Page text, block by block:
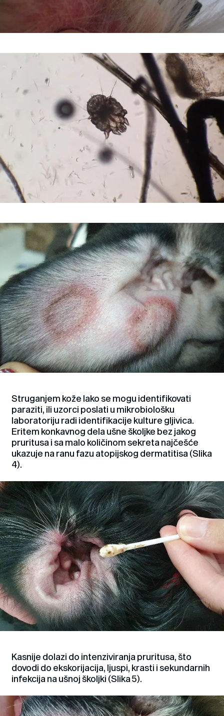
Struganjem kože lako se mogu identifikovati
paraziti, ili uzorci poslati u mikrobiološku
laboratoriju radi identifikacije kulture gljivica.
Eritem konkavnog dela ušne školjke bez jakog
pruritusa i sa malo količinom sekreta najčešće
ukazuje na ranu fazu atopijskog dermatitisa (Slika
4).
Kasnije dolazi do intenziviranja pruritusa, što
dovodi do ekskorijacija, ljuspi, krasti i sekundarnih
infekcija na ušnoj školjki (Slika 5).